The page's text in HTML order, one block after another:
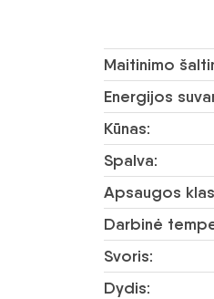
Maitinimo
Energijos
Kūnas:
Spalva:
Apsaugos
Darbinė
Svoris:
Dydis: